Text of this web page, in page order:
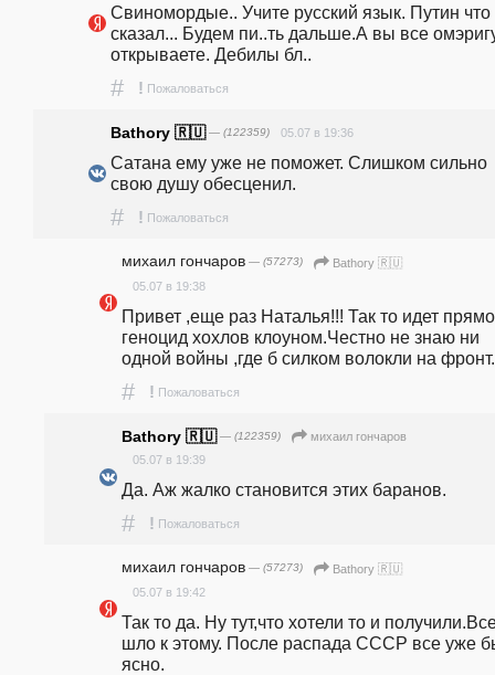
Свиномордые.. Учите русский язык. Путин что
сказал... Будем пи..ть дальше.А вы все
открываете. Дебилы бл..
# ! Пожаловаться
Bathory 🇷🇺— (122359) 05.07 в 19:36
Сатана ему уже не поможет. Слишком сильно
свою душу обесценил.
# ! Пожаловаться
михаил гончаров — (57273)
Bathory 🇷🇺
05.07 в 19:38
Привет ,еще раз Наталья!!! Так то идет
геноцид хохлов клоуном.Честно не знаю ни
одной войны ,где б силком волокли на фронт.
# ! Пожаловаться
Bathory 🇷🇺— (122359)
михаил гончаров
05.07 в 19:39
Да. Аж жалко становится этих баранов.
# ! Пожаловаться
михаил гончаров — (57273)
Bathory 🇷🇺
05.07 в 19:42
Так то да. Ну тут,что хотели то и
шло к этому. После распада СССР все уже
ясно.